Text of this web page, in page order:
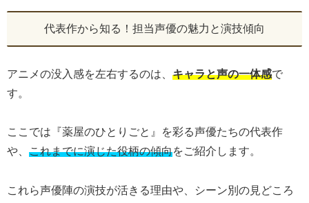
代表作から知る！担当声優の魅力と演技傾向
アニメの没入感を左右するのは、 キャラと声の一体感で
す。
ここでは『薬屋のひとりごと』を彩る声優たちの代表作
や、 これまでに演じた役柄の傾向をご紹介します。
これら声優陣の演技が活きる理由や、シーン別の見どころ